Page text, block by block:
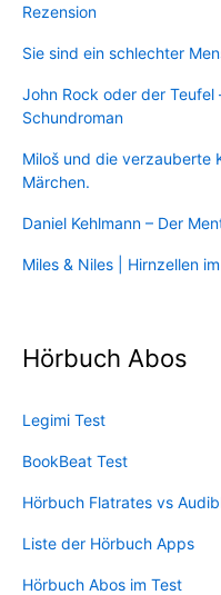
Rezension
Sie sind ein schlechter
John Rock oder der
Schundroman
Miloš und die verzauberte
Märchen.
Daniel Kehlmann – Der
Miles & Niles | Hirnzellen
Hörbuch Abos
Legimi Test
BookBeat Test
Hörbuch Flatrates vs
Liste der Hörbuch Apps
Hörbuch Abos im Test